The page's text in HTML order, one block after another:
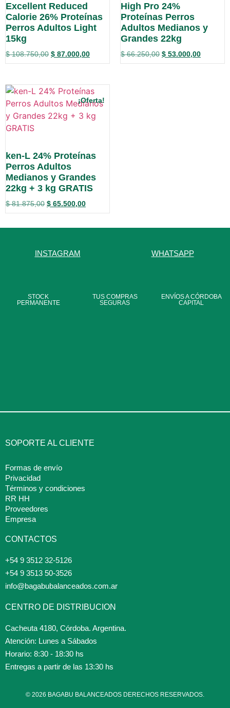
Excellent Reduced
Calorie 26% Proteínas
Perros Adultos Light
15kg
$108.750,00 $ 87.000,00
High Pro 24%
Proteínas Perros
Adultos Medianos y
Grandes 22kg
$66.250,00 $ 53.000,00
¡Oferta!
ken-L 24% Proteínas
Perros Adultos
Medianos y Grandes
22kg + 3 kg GRATIS
$81.875,00 $ 65.500,00
INSTAGRAM WHATSAPP
STOCK
PERMANENTE
TUS COMPRAS
SEGURAS
ENVÍOS A CÓRDOBA
CAPITAL
SOPORTE AL CLIENTE
Formas de envío
Privacidad
Términos y condiciones
RR HH
Proveedores
Empresa
CONTACTOS
+54 9 3512 32-5126
+54 9 3513 50-3526
info@bagabubalanceados.com.ar
CENTRO DE DISTRIBUCION
Cacheuta 4180, Córdoba. Argentina.
Atención: Lunes a Sábados
Horario: 8:30 - 18:30 hs
Entregas a partir de las 13:30 hs
© 2026 BAGABU BALANCEADOS DERECHOS RESERVADOS.